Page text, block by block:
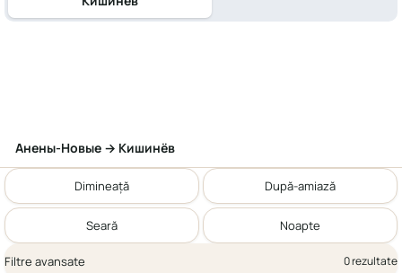
Анены-Новые → Кишинёв
Dimineață După-amiază
Seară Noapte
Filtre avansate 0 rezultate